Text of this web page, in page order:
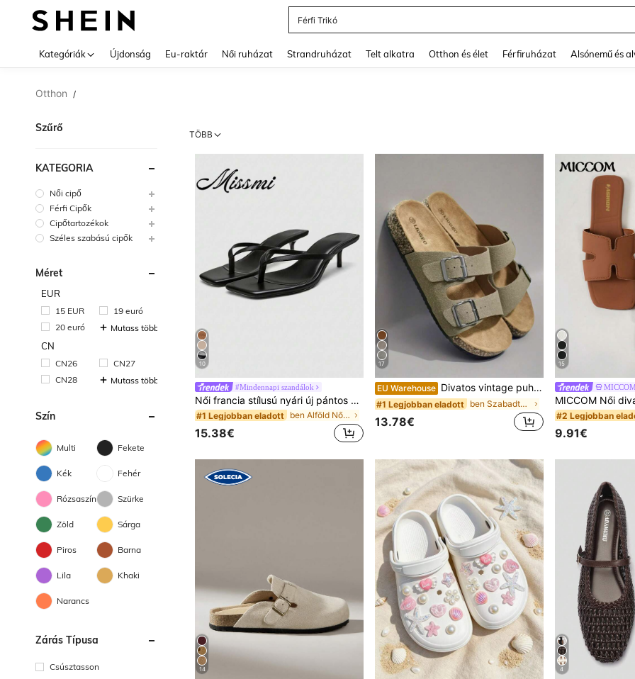
Squishy
Kategóriák Újdonság Eu-raktár Női ruházat Strandruházat Telt alkatra Otthon és élet Férfiruházat Alsónemű és
Otthon /
Szűrő
KATEGÓRIA
Női cipő
Férfi Cipők
Cipőtartozékok
Széles szabású cipők
Méret
EUR
15 EUR
19 euró
20 euró
Mutass többet
CN
CN26
CN27
CN28
Mutass többet
Szín
Multi Fekete
Kék Fehér
Rózsaszín Szürke
Zöld Sárga
Piros Barna
Lila Khaki
Narancs
Zárás Típusa
Csúsztasson
TÖBB
10
#Mindennapi szandálok
Női francia stílusú nyári új pántos vékony sarkú magas sarkú szandál hátpánttal, kismacskasarkú papucsos csizma
#1 Legjobban eladott ben Alföld Női sarkú szandál
15.38€
17
EU Warehouse Divatos vintage puha talpú kényelmes bélével nyári női bebújós mule szandál, kültéri strand sétálós papucs, uniszex páros cipő férfiaknak
#1 Legjobban eladott ben Szabadtéri Férfi szandál
13.78€
15
#2 Legjobban
9.91€
14 4